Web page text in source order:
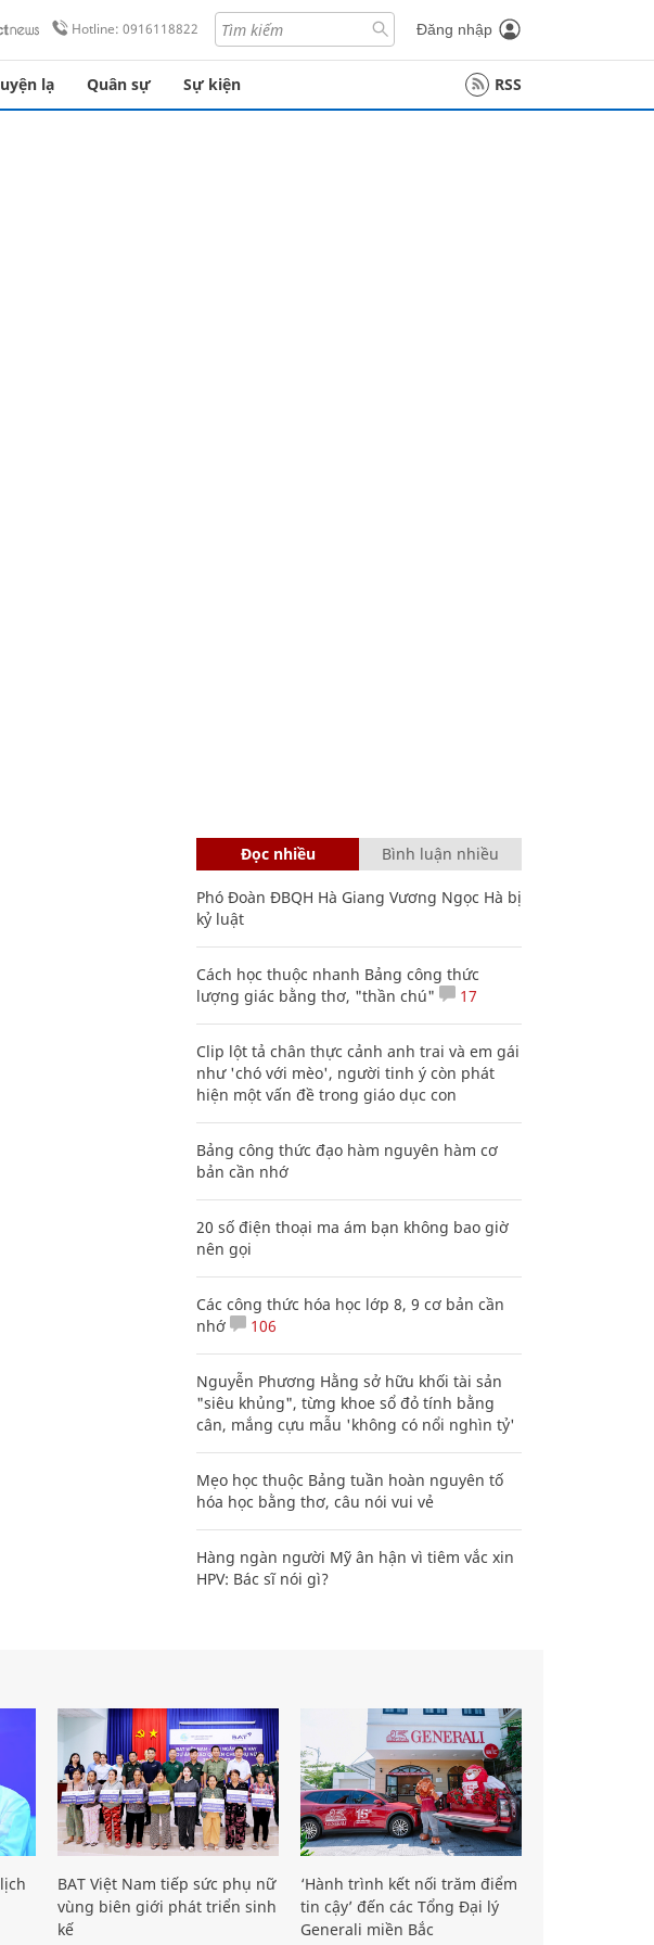
Hotline: 0916118822 Đăng nhập
lạ Quân sự Sự kiện RSS
Đọc nhiều Bình luận nhiều
Phó Đoàn ĐBQH Hà Giang Vương Ngọc Hà bị
kỷ luật
Cách học thuộc nhanh Bảng công thức
lượng giác bằng thơ, "thần chú"
17
Clip lột tả chân thực cảnh anh trai và em gái
như 'chó với mèo', người tinh ý còn phát
hiện một vấn đề trong giáo dục con
Bảng công thức đạo hàm nguyên hàm cơ
bản cần nhớ
20 số điện thoại ma ám bạn không bao giờ
nên gọi
Các công thức hóa học lớp 8, 9 cơ bản cần
nhớ
106
Nguyễn Phương Hằng sở hữu khối tài sản
"siêu khủng", từng khoe sổ đỏ tính bằng
cân, mắng cựu mẫu 'không có nổi nghìn tỷ'
Mẹo học thuộc Bảng tuần hoàn nguyên tố
hóa học bằng thơ, câu nói vui vẻ
Hàng ngàn người Mỹ ân hận vì tiêm vắc xin
HPV: Bác sĩ nói gì?
BAT Việt Nam tiếp sức phụ nữ
vùng biên giới phát triển sinh
kế
‘Hành trình kết nối trăm điểm
tin cậy’ đến các Tổng Đại lý
Generali miền Bắc